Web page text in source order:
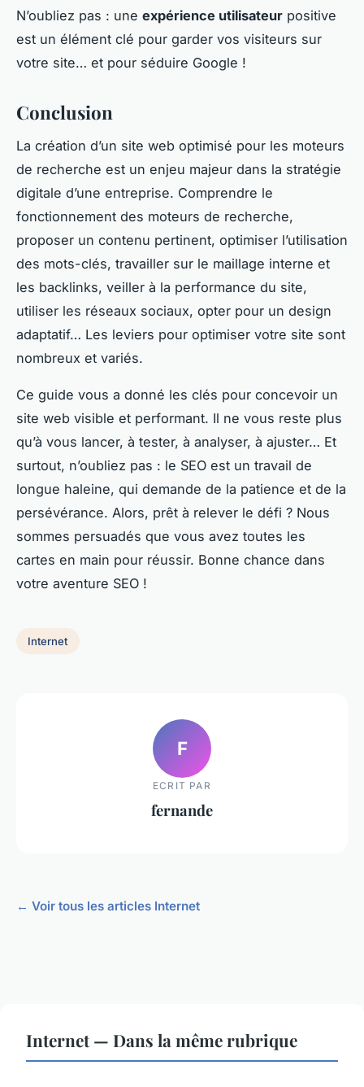
N’oubliez pas : une expérience utilisateur positive
est un élément clé pour garder vos visiteurs sur
votre site… et pour séduire Google !
Conclusion
La création d’un site web optimisé pour les moteurs
de recherche est un enjeu majeur dans la stratégie
digitale d’une entreprise. Comprendre le
fonctionnement des moteurs de recherche,
proposer un contenu pertinent, optimiser l’utilisation
des mots-clés, travailler sur le maillage interne et
les backlinks, veiller à la performance du site,
utiliser les réseaux sociaux, opter pour un design
adaptatif… Les leviers pour optimiser votre site sont
nombreux et variés.
Ce guide vous a donné les clés pour concevoir un
site web visible et performant. Il ne vous reste plus
qu’à vous lancer, à tester, à analyser, à ajuster… Et
surtout, n’oubliez pas : le SEO est un travail de
longue haleine, qui demande de la patience et de la
persévérance. Alors, prêt à relever le défi ? Nous
sommes persuadés que vous avez toutes les
cartes en main pour réussir. Bonne chance dans
votre aventure SEO !
Internet
F
ECRIT PAR
fernande
← Voir tous les articles Internet
Internet — Dans la même rubrique